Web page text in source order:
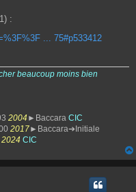
:
... 75#p533412
beaucoup moins bien
2004 ►Baccara CIC
2017►Baccara➔Initiale
2024 CIC